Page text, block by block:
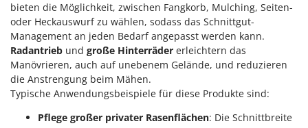
T
Teppichreiniger und Teppichbodenreiniger
Thermische und mechanische Unkrautbrenner
Tomatenpressen
Tragbare Powerstationen
Traktor-Heckenscheren mit Ausleger
Iseki
Italyco
ITM
J JOLLY ITALIA
bieten die Möglichkeit, zwischen Fangkorb, Mulching, Seiten-
oder Heckauswurf zu wählen, sodass das Schnittgut-
Management an jeden Bedarf angepasst werden kann.
Radantrieb und große Hinterräder erleichtern das
Manövrieren, auch auf unebenem Gelände, und reduzieren
die Anstrengung beim Mähen.
Typische Anwendungsbeispiele für diese Produkte sind:
Pflege großer privater Rasenflächen: Die Schnittbreite